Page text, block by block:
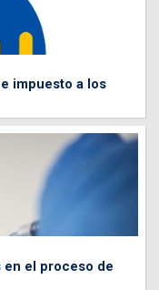
impuesto a los
en el proceso de